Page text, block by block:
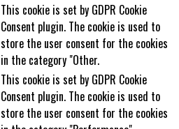
This cookie is set by GDPR Cookie
Consent plugin. The cookie is used to
store the user consent for the cookies
in the category "Other.
This cookie is set by GDPR Cookie
Consent plugin. The cookie is used to
store the user consent for the cookies